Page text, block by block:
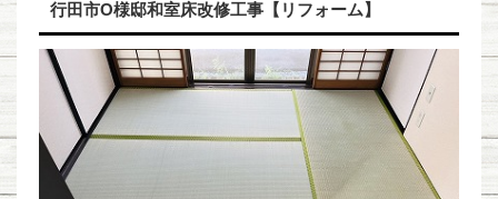
行田市O様邸和室床改修工事【リフォーム】